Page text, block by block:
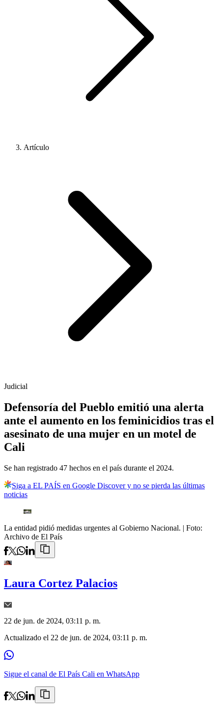
Artículo
Judicial
Defensoría del Pueblo emitió una alerta
ante el aumento en los feminicidios tras el
asesinato de una mujer en un motel de
Cali
Se han registrado 47 hechos en el país durante el 2024.
Siga a EL PAÍS en Google Discover y no se pierda las últimas
noticias
La entidad pidió medidas urgentes al Gobierno Nacional. | Foto:
Archivo de El País
Laura Cortez Palacios
22 de jun. de 2024, 03:11 p. m.
Actualizado el 22 de jun. de 2024, 03:11 p. m.
Sigue el canal de El País Cali en WhatsApp